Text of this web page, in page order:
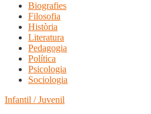
Biografies
Filosofia
Història
Literatura
Pedagogia
Política
Psicologia
Sociologia
Infantil / Juvenil